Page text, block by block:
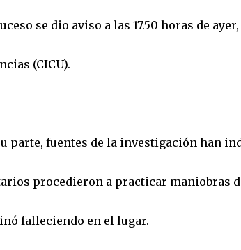
se dio aviso a las 17.50 horas de
(CICU).
parte, fuentes de la investigación han
procedieron a practicar maniobras
falleciendo en el lugar.